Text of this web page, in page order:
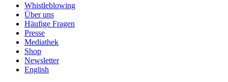
Whistleblowing
Über uns
Häufige Fragen
Presse
Mediathek
Shop
Newsletter
English